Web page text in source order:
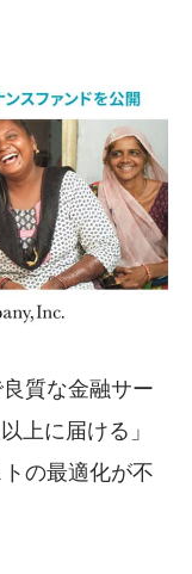
質な金融サー
上に届ける」
の最適化が不